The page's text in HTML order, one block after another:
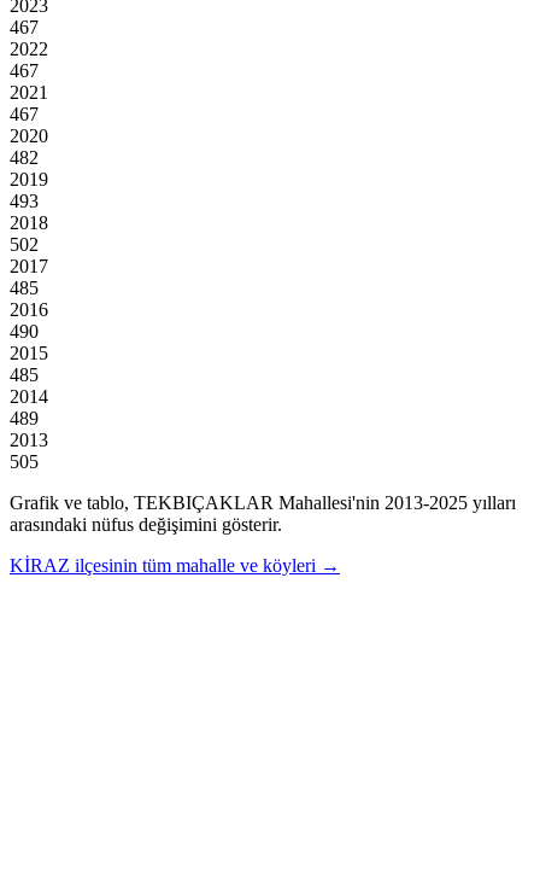
2023
467
2022
467
2021
467
2020
482
2019
493
2018
502
2017
485
2016
490
2015
485
2014
489
2013
505
Grafik ve tablo, TEKBIÇAKLAR Mahallesi'nin 2013-2025 yılları
arasındaki nüfus değişimini gösterir.
KİRAZ ilçesinin tüm mahalle ve köyleri →